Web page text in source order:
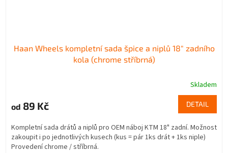
Haan Wheels kompletní sada špice a niplů 18" zadního
kola (chrome stříbrná)
Skladem
od 89 Kč DETAIL
Kompletní sada drátů a niplů pro OEM náboj KTM 18" zadní. Možnost
zakoupit i po jednotlivých kusech (kus = pár 1ks drát + 1ks niple)
Provedení chrome / stříbrná.